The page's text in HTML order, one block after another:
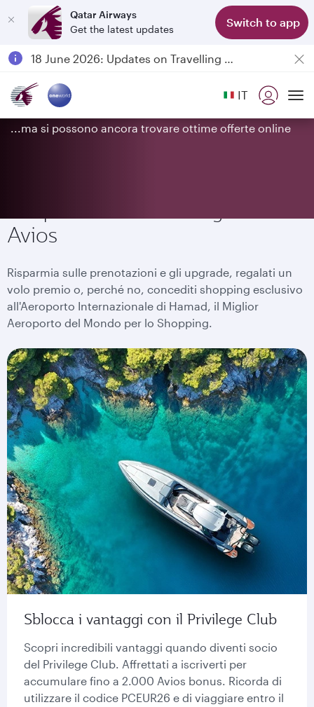
Qatar Airways
Get the latest updates
Switch to app
Passengers flying between Doha and Auckland on QR914 and QR915
18 June 2026: Updates on Travelling with Power Banks
Qatar Airways Expands Global Network to over 160 Destinations
IT
La campagna è terminata
...ma si possono ancora trovare ottime offerte online
Avios
Risparmia sulle prenotazioni e gli upgrade, regalati un
volo premio o, perché no, concediti shopping esclusivo
all'Aeroporto Internazionale di Hamad, il Miglior
Aeroporto del Mondo per lo Shopping.
Sblocca i vantaggi con il Privilege Club
Scopri incredibili vantaggi quando diventi socio
del Privilege Club. Affrettati a iscriverti per
accumulare fino a 2.000 Avios bonus. Ricorda di
utilizzare il codice PCEUR26 e di viaggiare entro il